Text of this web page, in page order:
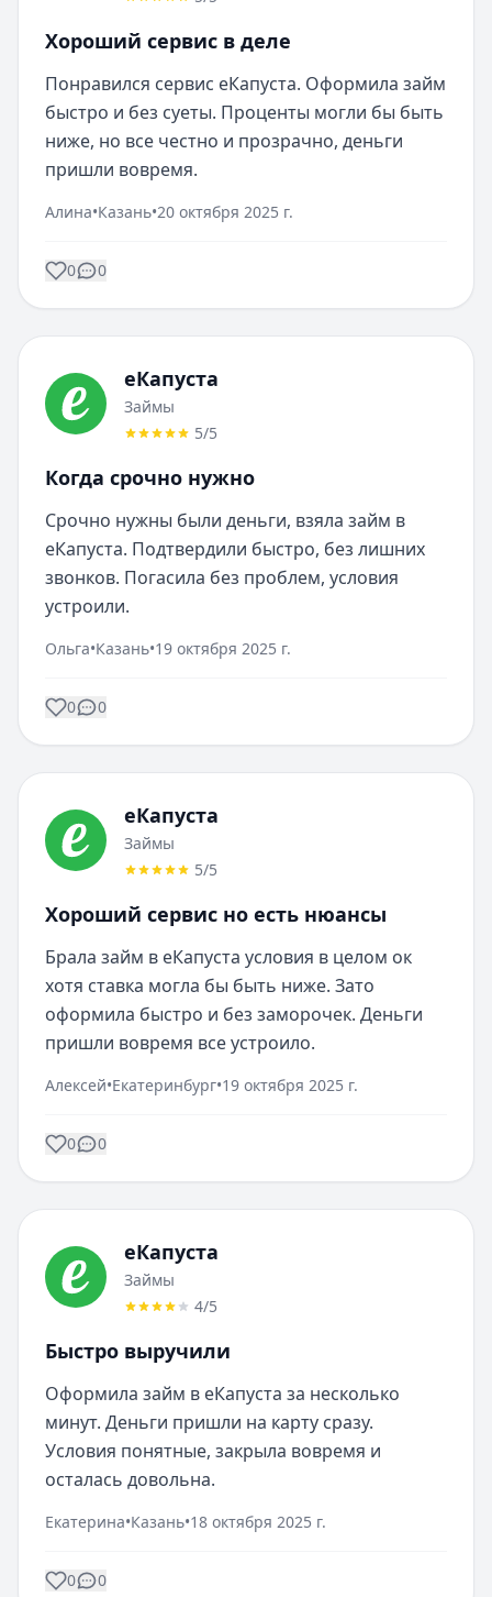
Хороший сервис в деле
Понравился сервис еКапуста. Оформила займ
быстро и без суеты. Проценты могли бы быть
ниже, но все честно и прозрачно, деньги
пришли вовремя.
Алина•Казань•20 октября 2025 г.
0 0
еКапуста
Займы
5/5
Когда срочно нужно
Срочно нужны были деньги, взяла займ в
еКапуста. Подтвердили быстро, без лишних
звонков. Погасила без проблем, условия
устроили.
Ольга•Казань•19 октября 2025 г.
0 0
еКапуста
Займы
5/5
Хороший сервис но есть нюансы
Брала займ в еКапуста условия в целом ок
хотя ставка могла бы быть ниже. Зато
оформила быстро и без заморочек. Деньги
пришли вовремя все устроило.
Алексей•Екатеринбург•19 октября 2025 г.
0 0
еКапуста
Займы
4/5
Быстро выручили
Оформила займ в еКапуста за несколько
минут. Деньги пришли на карту сразу.
Условия понятные, закрыла вовремя и
осталась довольна.
Екатерина•Казань•18 октября 2025 г.
0 0